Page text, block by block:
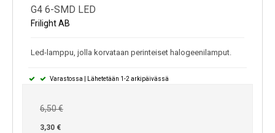
G4 6-SMD LED
Frilight AB
Led-lamppu, jolla korvataan perinteiset halogeenilamput.
Varastossa | Lähetetään 1-2 arkipäivässä
6,50 €
3,30 €